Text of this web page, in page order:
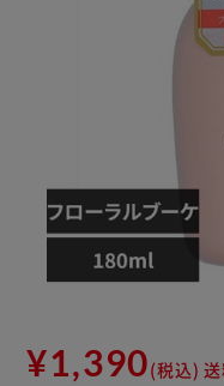
¥1,390(税込)